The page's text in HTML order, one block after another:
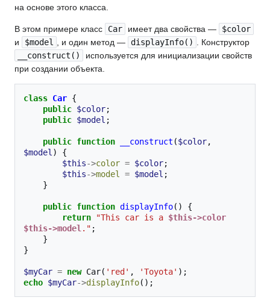
на основе этого класса.
В этом примере класс Car имеет два свойства —
$color
и
$model , и один метод — displayInfo() . Конструктор
__construct()
используется для инициализации свойств
при создании объекта.
class Car {
public $color;
public $model ;
public function __construct ($color,
$model)
{
$this->color = $color;
$this->model = $model ;
}
public function displayInfo()
{
return
"This car is a $this->color
$this->model." ;
}
}
$myCar = new Car( 'red' , 'Toyota' );
echo $myCar->displayInfo();